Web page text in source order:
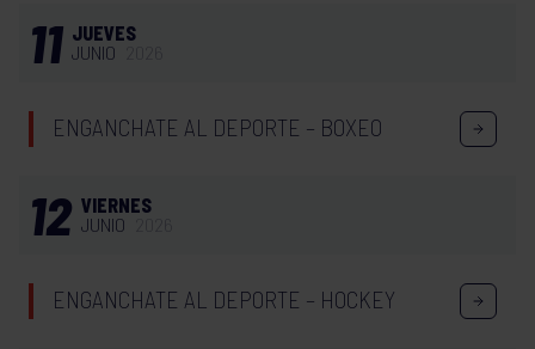
11 JUEVES
JUNIO
ENGANCHATE AL DEPORTE – BOXEO
12 VIERNES
JUNIO
ENGANCHATE AL DEPORTE – HOCKEY